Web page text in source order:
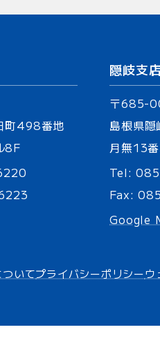
町498番地
8F
隠岐支店
〒685-
島根県隠
月無13
Tel:
Fax:
Google
いてプライバシーポリシーウ